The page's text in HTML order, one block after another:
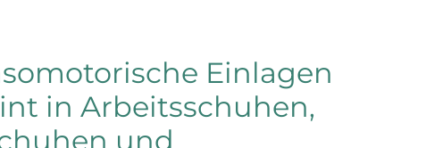
Einlagen
in Arbeitsschuhen,
und